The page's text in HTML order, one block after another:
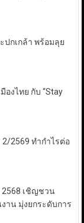
กเกล้า พร้อมลุย
องไทย กับ “Stay
2569 ทำกำไรต่อ
2568 เชิญชวน
าน มุ่งยกระดับการ